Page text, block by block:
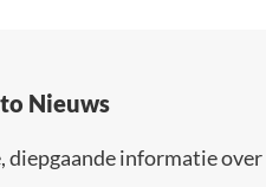
Nieuws
diepgaande informatie over